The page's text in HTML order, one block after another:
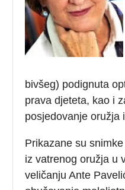
bivšeg) podignuta
prava djeteta, kao i
posjedovanje oružja
Prikazane su
iz vatrenog oružja u
veličanju Ante